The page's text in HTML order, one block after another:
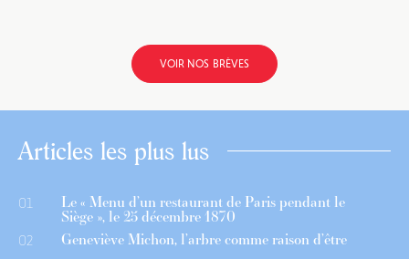
VOIR NOS BRÈVES
Articles les plus lus
01 Le « Menu d’un restaurant de Paris pendant le
Siège », le 25 décembre 1870
02 Geneviève Michon, l’arbre comme raison d’être